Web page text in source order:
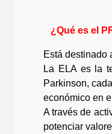
¿Qué es el
Está destinado
La ELA es la
Parkinson,
económico en
A través de
potenciar